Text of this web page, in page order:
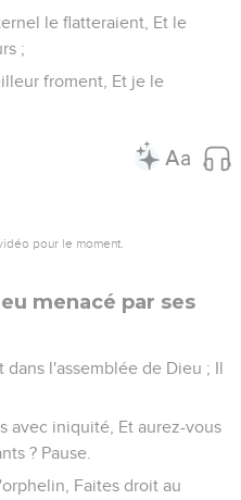
le flatteraient, Et le
;
froment, Et je le
pour le moment.
menacé par ses
dans l'assemblée de Dieu ; Il
avec iniquité, Et aurez-vous
? Pause.
Faites droit au